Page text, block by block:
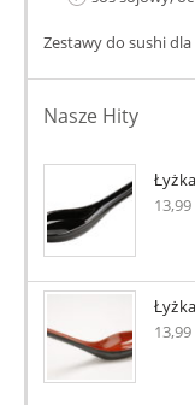
Zestawy do sushi
Nasze Hity
13,99
13,99